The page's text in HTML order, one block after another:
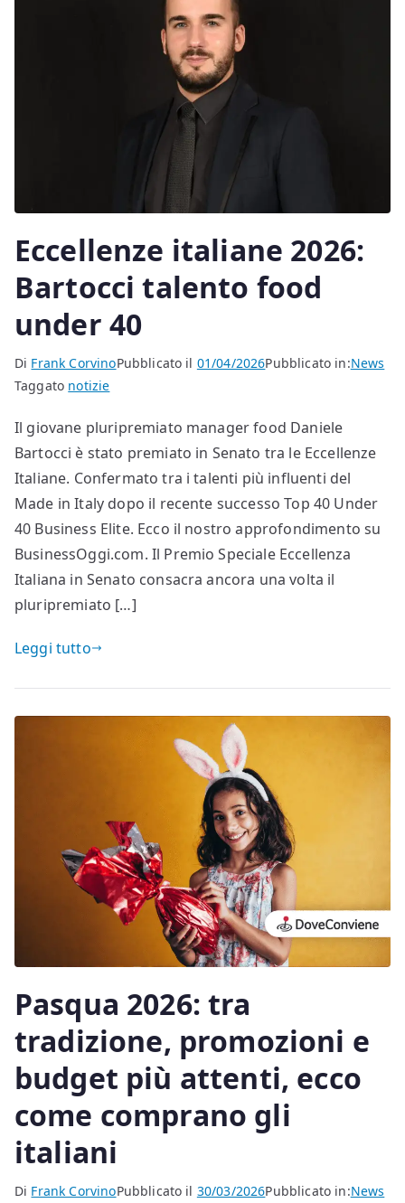
Eccellenze italiane 2026:
Bartocci talento food
under 40
Di Frank CorvinoPubblicato il 01/04/2026Pubblicato in:News
Taggato notizie
Il giovane pluripremiato manager food Daniele
Bartocci è stato premiato in Senato tra le Eccellenze
Italiane. Confermato tra i talenti più influenti del
Made in Italy dopo il recente successo Top 40 Under
40 Business Elite. Ecco il nostro approfondimento su
BusinessOggi.com. Il Premio Speciale Eccellenza
Italiana in Senato consacra ancora una volta il
pluripremiato […]
Leggi tutto
Pasqua 2026: tra
tradizione, promozioni e
budget più attenti, ecco
come comprano gli
italiani
Di Frank CorvinoPubblicato il 30/03/2026Pubblicato in:News